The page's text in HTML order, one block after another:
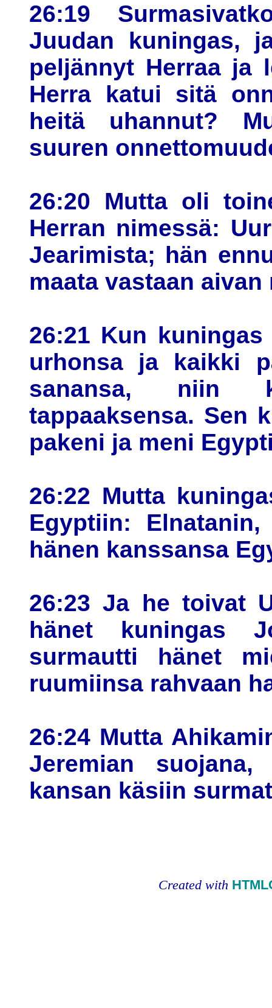
26:19
Juudan kuningas,
peljännyt Herraa ja
Herra katui sitä
heitä uhannut?
suuren
26:20 Mutta oli
Herran nimessä:
Jearimista; hän
maata vastaan
26:21 Kun
urhonsa ja kaikki
sanansa, niin
tappaaksensa. Sen
pakeni ja meni
26:22 Mutta
Egyptiin:
hänen kanssansa
26:23 Ja he toivat
hänet kuningas
surmautti hänet
ruumiinsa rahvaan
26:24 Mutta
Jeremian
kansan käsiin
Created with